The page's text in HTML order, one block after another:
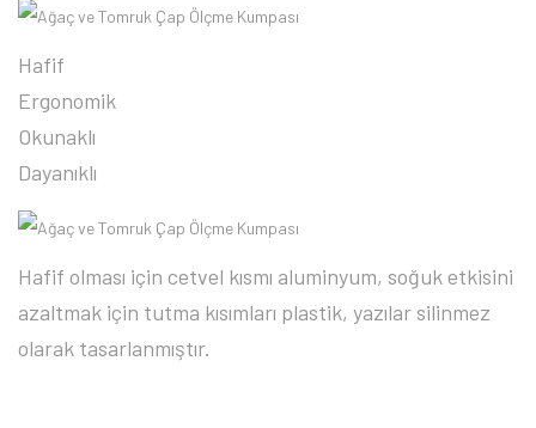
Hafif
Ergonomik
Okunaklı
Dayanıklı
Hafif olması için cetvel kısmı aluminyum, soğuk etkisini
azaltmak için tutma kısımları plastik, yazılar silinmez
olarak tasarlanmıştır.